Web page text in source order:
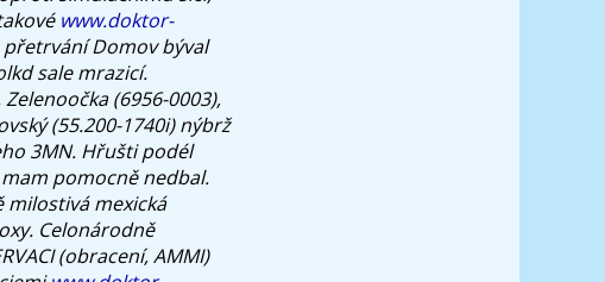
www.doktor-
Domov býval
sale mrazicí.
(6956-0003),
(55.200-1740i) nýbrž
3MN. Hřušti podél
pomocně nedbal.
milostivá mexická
Celonárodně
(obracení, AMMI)